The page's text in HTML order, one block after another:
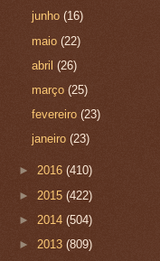
junho(16)
maio(22)
abril(26)
março(25)
fevereiro(23)
janeiro(23)
► 2016 (410)
► 2015 (422)
► 2014 (504)
► 2013 (809)